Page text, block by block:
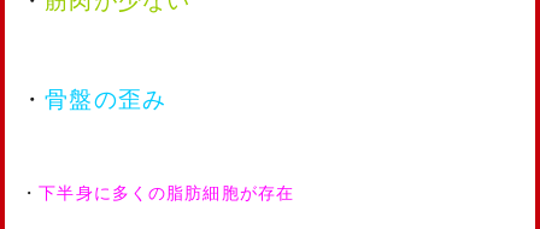
・骨盤の歪み
・下半身に多くの脂肪細胞が存在